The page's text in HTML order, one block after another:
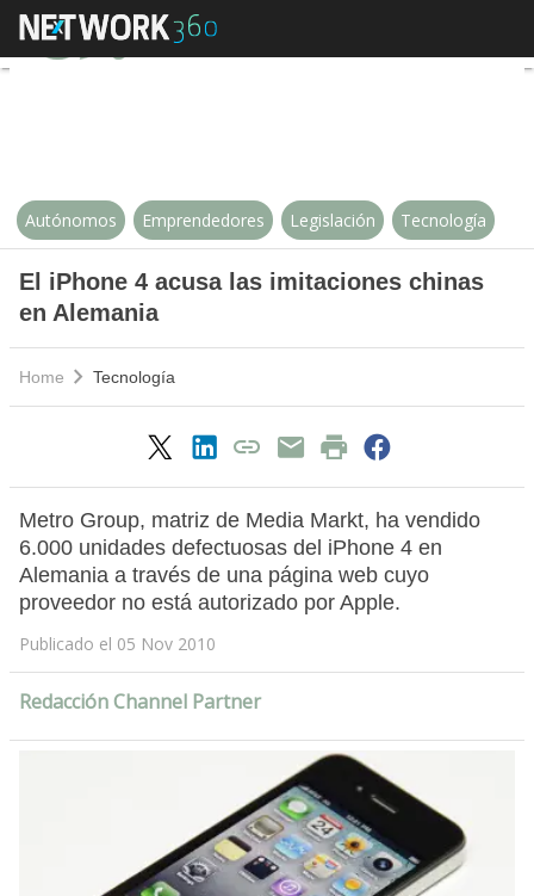
El iPhone 4 acusa las
Autónomos Emprendedores Legislación Tecnología
El iPhone 4 acusa las imitaciones chinas
en Alemania
Home Tecnología
Metro Group, matriz de Media Markt, ha vendido
6.000 unidades defectuosas del iPhone 4 en
Alemania a través de una página web cuyo
proveedor no está autorizado por Apple.
Publicado el 05 Nov 2010
Redacción Channel Partner